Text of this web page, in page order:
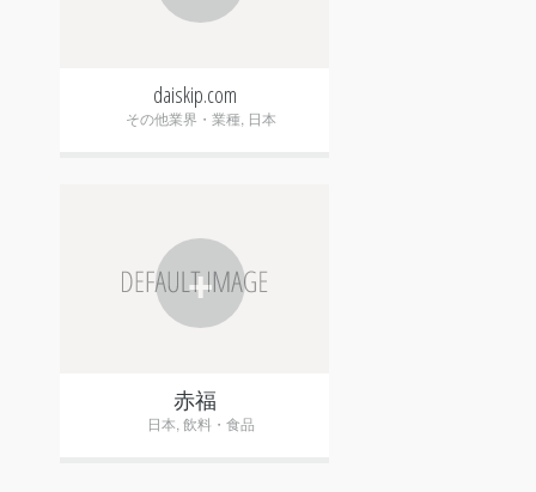
daiskip.com
その他業界・業種, 日本
+
赤福
日本 飲料・食品